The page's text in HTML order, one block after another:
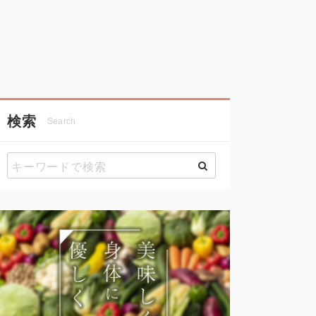
検索 Search